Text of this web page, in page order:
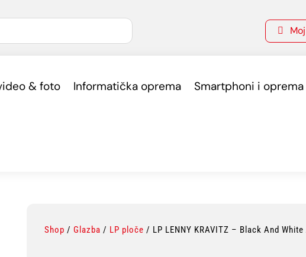

& foto Informatička oprema Smartphoni i oprema
Shop / Glazba / LP ploče / LP LENNY KRAVITZ – Black And White